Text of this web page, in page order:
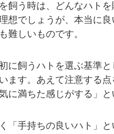
飼う時は、どんなハト
想でしょうが、本当に
難しいものです。
に飼うハトを選ぶ基準
ます。あえて注意する
に満ちた感じがする」と
「手持ちの良いハト」